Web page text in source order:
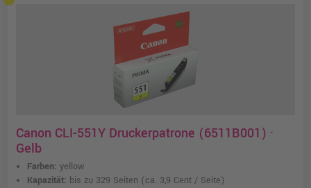
Canon CLI-551Y Druckerpatrone (6511B001) ·
Gelb
Farben: yellow
Kapazität: bis zu 329 Seiten (ca. 3,9 Cent / Seite)